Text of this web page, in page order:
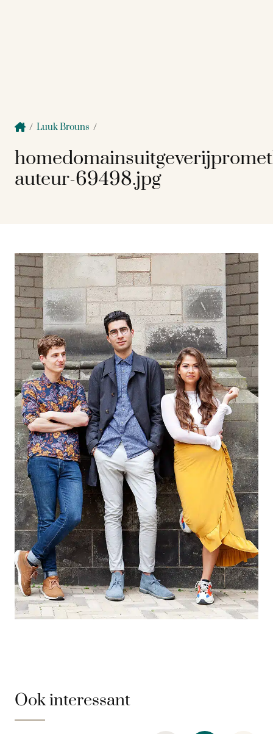
/ Luuk Brouns /
auteur-69498.jpg
Ook interessant